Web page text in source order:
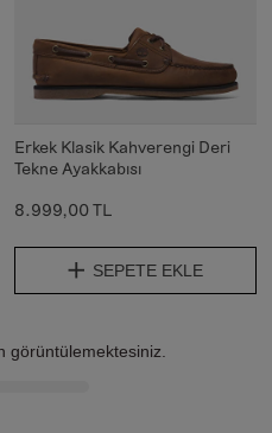
Erkek Klasik Kahverengi Deri
Tekne Ayakkabısı
8.999,00 TL
SEPETE EKLE
görüntülemektesiniz.